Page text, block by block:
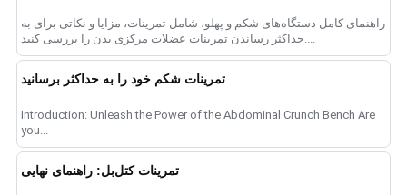
راهنمای کامل دستگاه‌های شکم و پهلو، شامل تمرینات، مزایا و نکاتی برای به
تمرینات شکم خود را به حداکثر برسانید
Introduction: Unleash the Power of the Abdominal Crunch Bench Are
you...
تمرینات کتل‌بل: راهنمای نهایی